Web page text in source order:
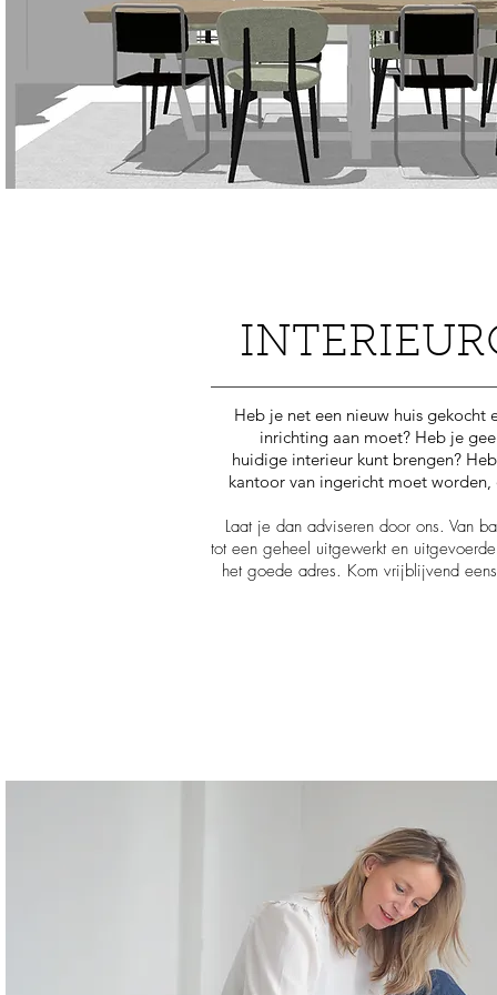
Heb je net een nieuw huis
inrichting aan moet? Heb je
huidige interieur kunt brengen?
kantoor van ingericht moet
Laat je dan adviseren door ons. Van
tot een geheel uitgewerkt en
het goede adres. Kom vrijblijvend